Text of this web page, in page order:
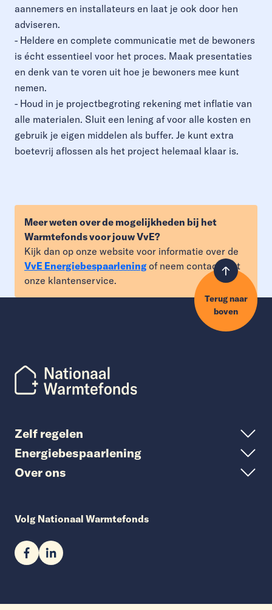
aannemers en installateurs en laat je ook door hen
adviseren.
- Heldere en complete communicatie met de bewoners
is écht essentieel voor het proces. Maak presentaties
en denk van te voren uit hoe je bewoners mee kunt
nemen.
- Houd in je projectbegroting rekening met inflatie van
alle materialen. Sluit een lening af voor alle kosten en
gebruik je eigen middelen als buffer. Je kunt extra
boetevrij aflossen als het project helemaal klaar is.
Meer weten over de mogelijkheden bij het
Warmtefonds voor jouw VvE?
Kijk dan op onze website voor informatie over de
VvE Energiebespaarlening of neem contact met
onze klantenservice.
Terug naar
boven
Zelf regelen
Energiebespaarlening
Over ons
Volg Nationaal Warmtefonds